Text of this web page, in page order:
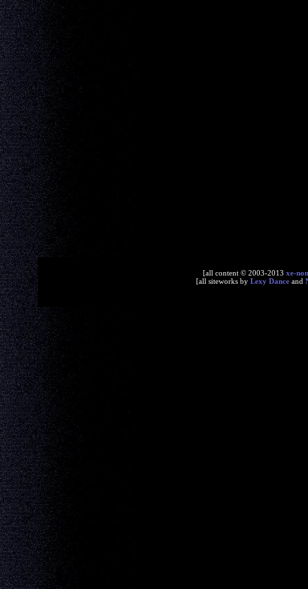
[all content © 2003-2013 xe-
[all siteworks by Lexy Dance and